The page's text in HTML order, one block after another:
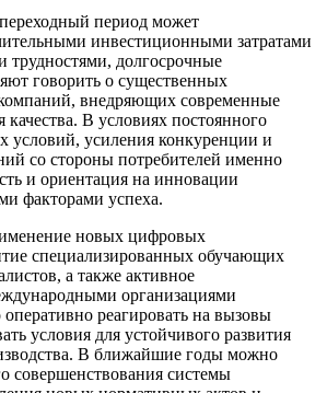
период может
инвестиционными затратами
трудностями, долгосрочные
говорить о существенных
внедряющих современные
качества. В условиях постоянного
условий, усиления конкуренции и
со стороны потребителей именно
и ориентация на инновации
факторами успеха.
новых цифровых
специализированных обучающих
а также активное
организациями
реагировать на вызовы
условия для устойчивого развития
В ближайшие годы можно
совершенствования системы